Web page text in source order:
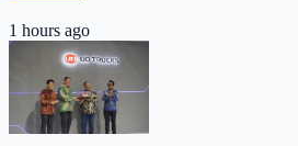
1 hours ago